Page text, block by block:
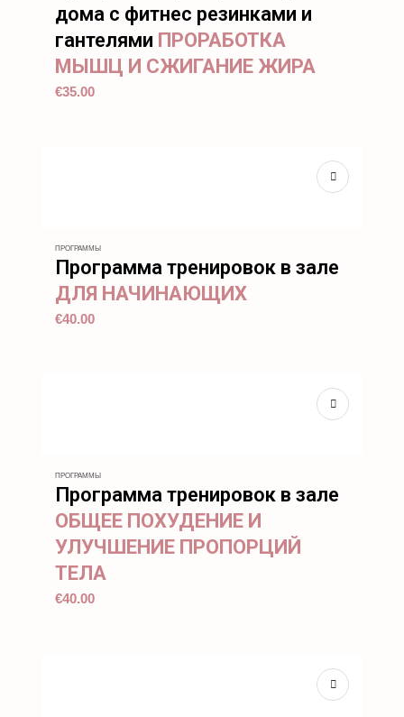
дома с фитнес резинками и
гантелями ПРОРАБОТКА
МЫШЦ И СЖИГАНИЕ ЖИРА
€35.00
ПРОГРАММЫ
Программа тренировок в зале
ДЛЯ НАЧИНАЮЩИХ
€40.00
ПРОГРАММЫ
Программа тренировок в зале
ОБЩЕЕ ПОХУДЕНИЕ И
УЛУЧШЕНИЕ ПРОПОРЦИЙ
ТЕЛА
€40.00